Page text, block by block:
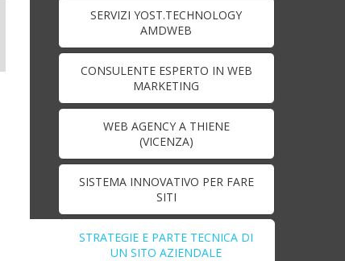
SERVIZI YOST.TECHNOLOGY
AMDWEB
CONSULENTE ESPERTO IN WEB
MARKETING
WEB AGENCY A THIENE
(VICENZA)
SISTEMA INNOVATIVO PER FARE
SITI
STRATEGIE E PARTE TECNICA DI
UN SITO AZIENDALE